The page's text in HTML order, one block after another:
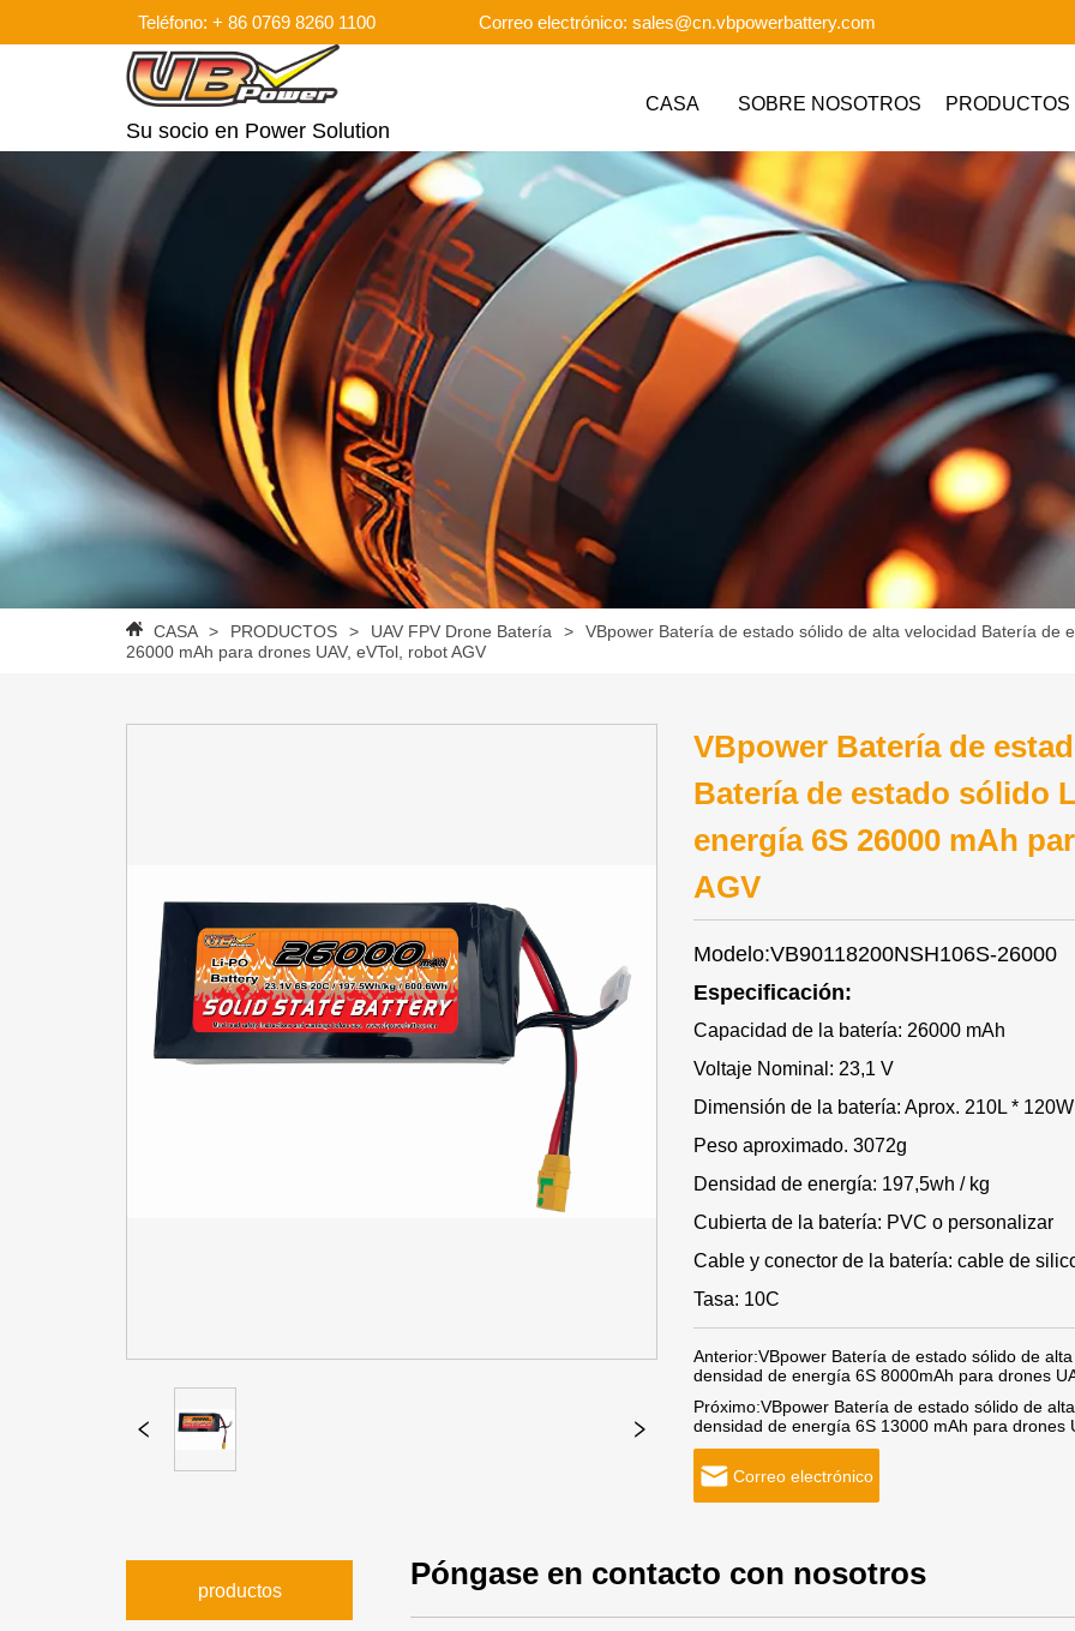
Teléfono: + 86 0769 8260 1100 Correo electrónico: sales@cn.vbpowerbattery.com
Su socio en Power Solution
CASA SOBRE NOSOTROS PRODUCTOS
CASA > PRODUCTOS > UAV FPV Drone Batería >
VBpower Batería de estado sólido de alta velocidad Batería de
26000 mAh para drones UAV, eVTol, robot AGV
VBpower Batería de
Batería de estado sólido
energía 6S 26000 mAh
AGV
Modelo:VB90118200NSH106S-26000
Especificación:
Capacidad de la batería: 26000 mAh
Voltaje Nominal: 23,1 V
Dimensión de la batería: Aprox. 210L *
Peso aproximado. 3072g
Densidad de energía: 197,5wh / kg
Cubierta de la batería: PVC o personalizar
Cable y conector de la batería: cable de
Tasa: 10C
Anterior:VBpower Batería de estado sólido de
densidad de energía 6S 8000mAh para drones
Próximo:VBpower Batería de estado sólido de
densidad de energía 6S 13000 mAh para drones
Correo electrónico
productos Póngase en contacto con nosotros